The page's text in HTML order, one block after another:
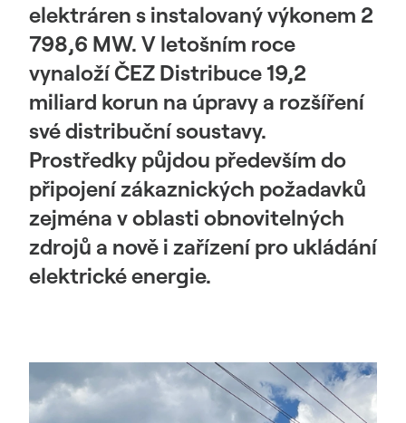
elektráren s instalovaný výkonem 2
798,6 MW. V letošním roce
vynaloží ČEZ Distribuce 19,2
miliard korun na úpravy a rozšíření
své distribuční soustavy.
Prostředky půjdou především do
připojení zákaznických požadavků
zejména v oblasti obnovitelných
zdrojů a nově i zařízení pro ukládání
elektrické energie.